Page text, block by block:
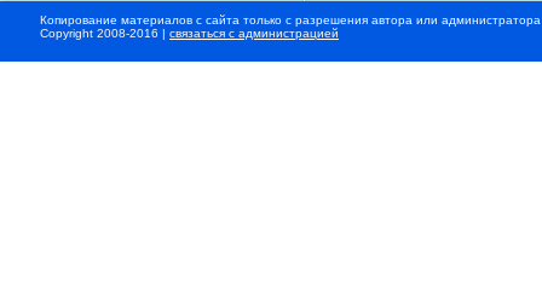
Копирование материалов с сайта только с разрешения автора или
Copyright 2008-2016 | связаться с администрацией